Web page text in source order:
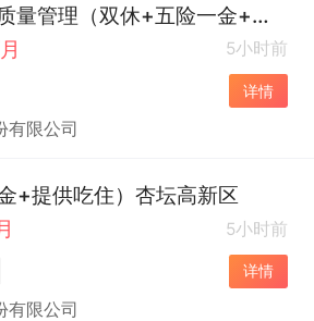
SQE工程师/QC质量管理（双休+五险一金+提供吃住+年终奖）
5小时前
详情
有限公司
+提供吃住）杏坛高新区
5小时前
详情
有限公司